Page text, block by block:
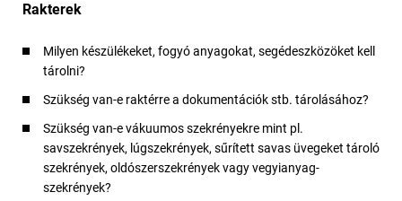
Rakterek
Milyen készülékeket, fogyó anyagokat, segédeszközöket kell
tárolni?
Szükség van-e raktérre a dokumentációk stb. tárolásához?
Szükség van-e vákuumos szekrényekre mint pl.
savszekrények, lúgszekrények, sűrített savas üvegeket tároló
szekrények, oldószerszekrények vagy vegyianyag-
szekrények?